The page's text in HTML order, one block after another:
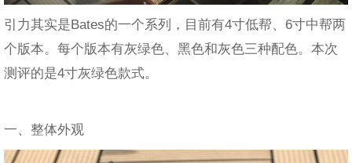
引力其实是Bates的一个系列，目前有4寸低帮、6寸中帮两
个版本。每个版本有灰绿色、黑色和灰色三种配色。本次
测评的是4寸灰绿色款式。
一、整体外观